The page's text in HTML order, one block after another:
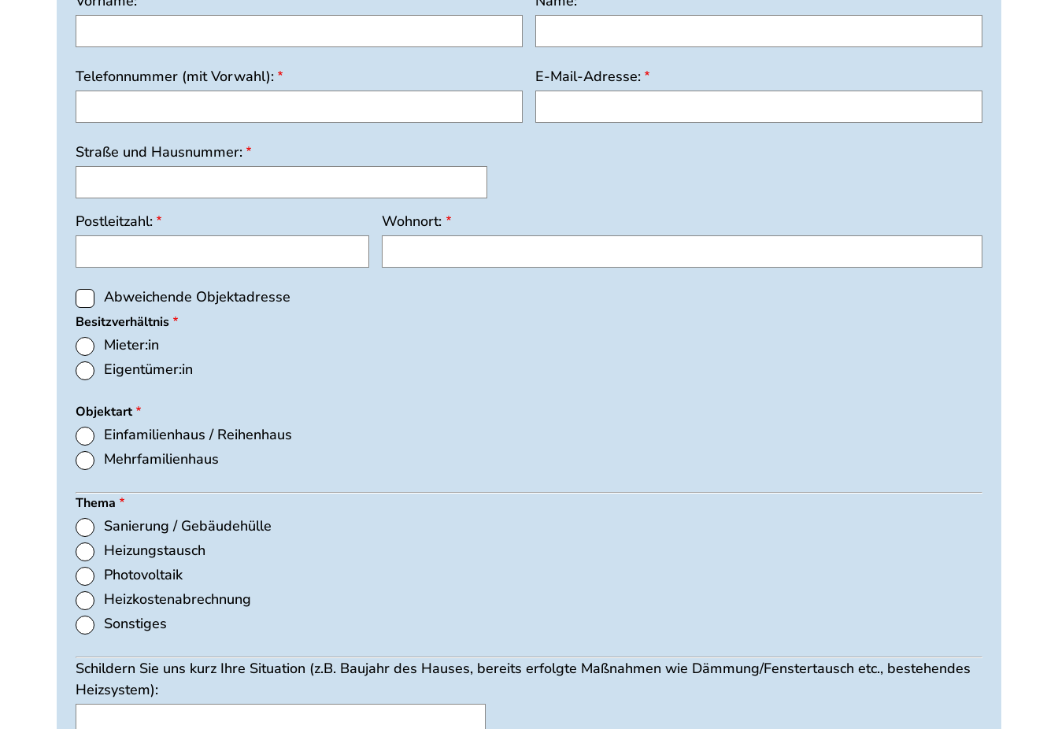
Telefonnummer (mit Vorwahl): E-Mail-Adresse:
Straße und Hausnummer:
Postleitzahl: Wohnort:
Abweichende Objektadresse
Besitzverhältnis
Mieter:in
Eigentümer:in
Objektart
Einfamilienhaus / Reihenhaus
Mehrfamilienhaus
Thema
Sanierung / Gebäudehülle
Heizungstausch
Photovoltaik
Heizkostenabrechnung
Sonstiges
Schildern Sie uns kurz Ihre Situation (z.B. Baujahr des Hauses, bereits erfolgte Maßnahmen wie Dämmung/Fenstertausch etc., bestehendes
Heizsystem):